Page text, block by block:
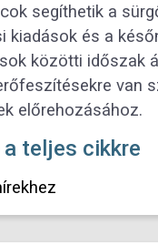
segíthetik a
kiadások és a
közötti időszak
van
előrehozásához.
teljes cikkre